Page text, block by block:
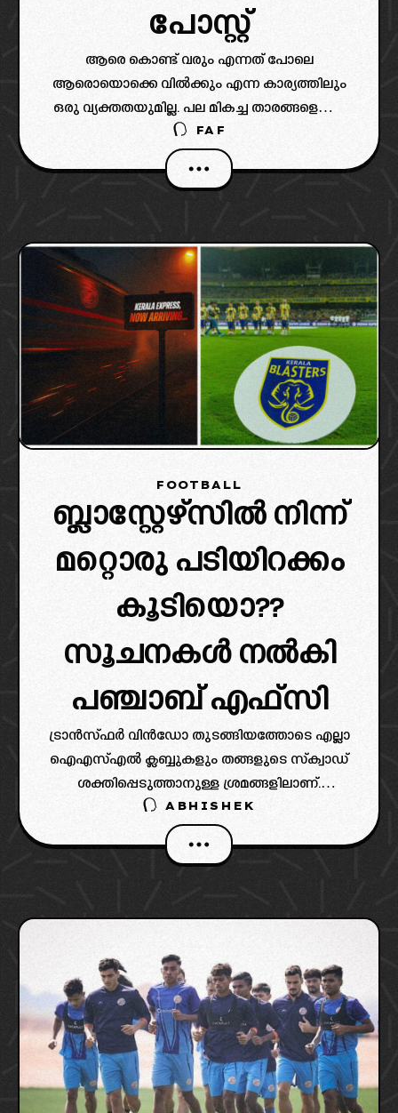
പോസ്റ്റ്
ആരെ കൊണ്ട് വരും എന്നത് പോലെ
ആരൊയൊക്കെ വിൽക്കും എന്ന കാര്യത്തിലും
ഒരു വ്യക്തതയുമില്ല. പല മികച്ച താരങ്ങളെയും
വിറ്റൊഴിവാക്കിയ ബ്ലാസ്റ്റേഴ്സിന്റെ ചരിത്രം
ആരാധകർക്ക് ആശങ്ക നൽകുന്നുണ്ട്.
FAF
FOOTBALL
ബ്ലാസ്റ്റേഴ്‌സിൽ നിന്ന്
മറ്റൊരു പടിയിറക്കം
കൂടിയൊ??
സൂചനകൾ നൽകി
പഞ്ചാബ് എഫ്സി
ട്രാൻസ്ഫർ വിൻഡോ തുടങ്ങിയത്തോടെ എല്ലാ
ഐഎസ്എൽ ക്ലബ്ബുകളും തങ്ങളുടെ സ്‌ക്വാഡ്
ശക്തിപ്പെടുത്താനുള്ള ശ്രമങ്ങളിലാണ്.
ഇതുമായി ബന്ധപ്പെട്ട് ഒട്ടേറെ അഭ്യൂഹങ്ങളാണ്
സാമൂഹിക മാധ്യമങ്ങളിൽ പ്രചരിക്കുന്നത്.
ഇപ്പോളിത ഏറ്റവും പുതിയ അപ്ഡേറ്റ് പ്രകാരം
ABHISHEK